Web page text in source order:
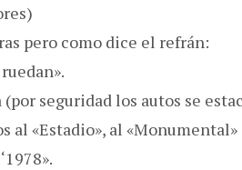
pero como dice el refrán:
seguridad los autos se
al «Estadio», al